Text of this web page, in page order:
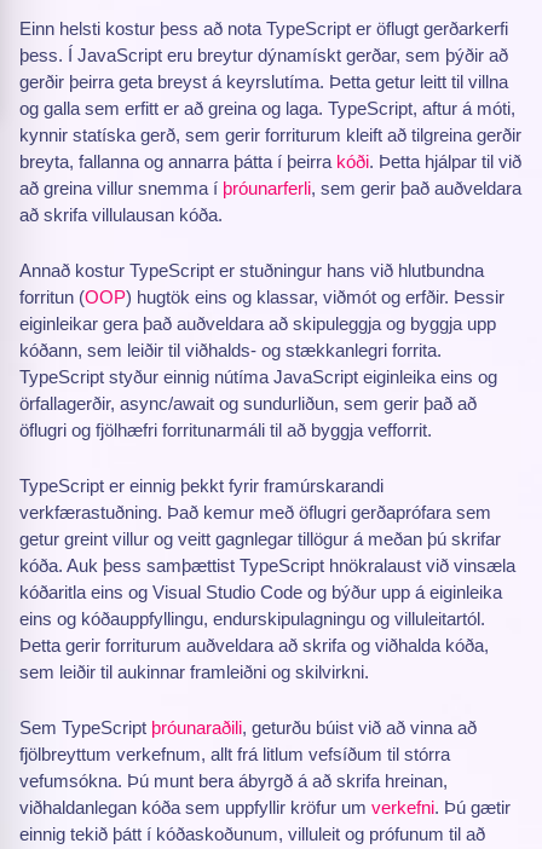
Einn helsti kostur þess að nota TypeScript er öflugt gerðarkerfi
þess. Í JavaScript eru breytur dýnamískt gerðar, sem þýðir að
gerðir þeirra geta breyst á keyrslutíma. Þetta getur leitt til villna
og galla sem erfitt er að greina og laga. TypeScript, aftur á móti,
kynnir statíska gerð, sem gerir forriturum kleift að tilgreina gerðir
breyta, fallanna og annarra þátta í þeirra kóði. Þetta hjálpar til við
að greina villur snemma í þróunarferli, sem gerir það auðveldara
að skrifa villulausan kóða.
Annað kostur TypeScript er stuðningur hans við hlutbundna
forritun (OOP) hugtök eins og klassar, viðmót og erfðir. Þessir
eiginleikar gera það auðveldara að skipuleggja og byggja upp
kóðann, sem leiðir til viðhalds- og stækkanlegri forrita.
TypeScript styður einnig nútíma JavaScript eiginleika eins og
örfallagerðir, async/await og sundurliðun, sem gerir það að
öflugri og fjölhæfri forritunarmáli til að byggja vefforrit.
TypeScript er einnig þekkt fyrir framúrskarandi
verkfærastuðning. Það kemur með öflugri gerðaprófara sem
getur greint villur og veitt gagnlegar tillögur á meðan þú skrifar
kóða. Auk þess samþættist TypeScript hnökralaust við vinsæla
kóðaritla eins og Visual Studio Code og býður upp á eiginleika
eins og kóðauppfyllingu, endurskipulagningu og villuleitartól.
Þetta gerir forriturum auðveldara að skrifa og viðhalda kóða,
sem leiðir til aukinnar framleiðni og skilvirkni.
Sem TypeScript þróunaraðili, geturðu búist við að vinna að
fjölbreyttum verkefnum, allt frá litlum vefsíðum til stórra
vefumsókna. Þú munt bera ábyrgð á að skrifa hreinan,
viðhaldanlegan kóða sem uppfyllir kröfur um verkefni. Þú gætir
einnig tekið þátt í kóðaskoðunum, villuleit og prófunum til að